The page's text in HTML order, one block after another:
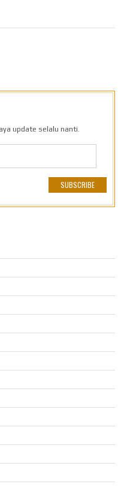
update selalu nanti.